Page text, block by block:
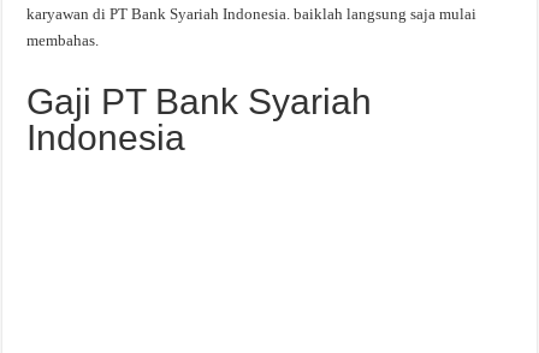
karyawan di PT Bank Syariah Indonesia. baiklah langsung saja mulai
membahas.
Gaji PT Bank Syariah
Indonesia